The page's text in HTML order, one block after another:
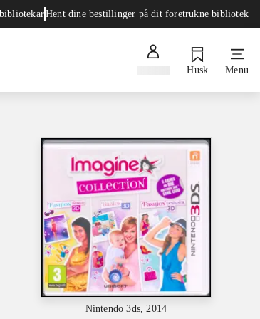
Hent dine bestillinger på dit foretrukne bibliotek
Husk Menu
Nintendo 3ds, 2014